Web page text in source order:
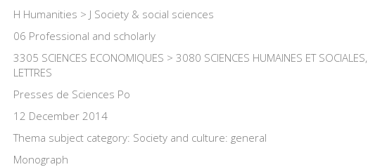
H Humanities > J Society & social sciences
06 Professional and scholarly
3305 SCIENCES ECONOMIQUES > 3080 SCIENCES HUMAINES ET SOCIALES,
LETTRES
Presses de Sciences Po
12 December 2014
Thema subject category: Society and culture: general
Monograph